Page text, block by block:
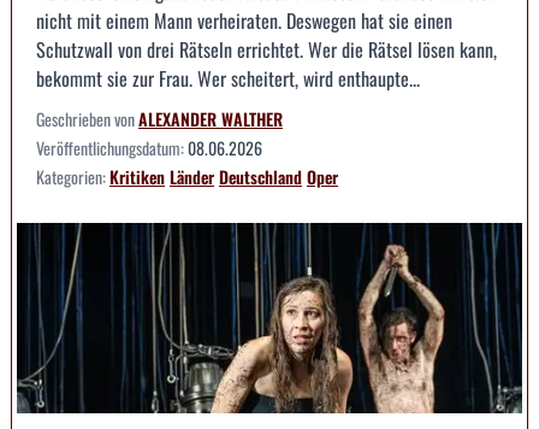
nicht mit einem Mann verheiraten. Deswegen hat sie einen
Schutzwall von drei Rätseln errichtet. Wer die Rätsel lösen kann,
bekommt sie zur Frau. Wer scheitert, wird enthaupte...
Geschrieben vonALEXANDER WALTHER
Veröffentlichungsdatum:08.06.2026
Kategorien:KritikenLänderDeutschlandOper